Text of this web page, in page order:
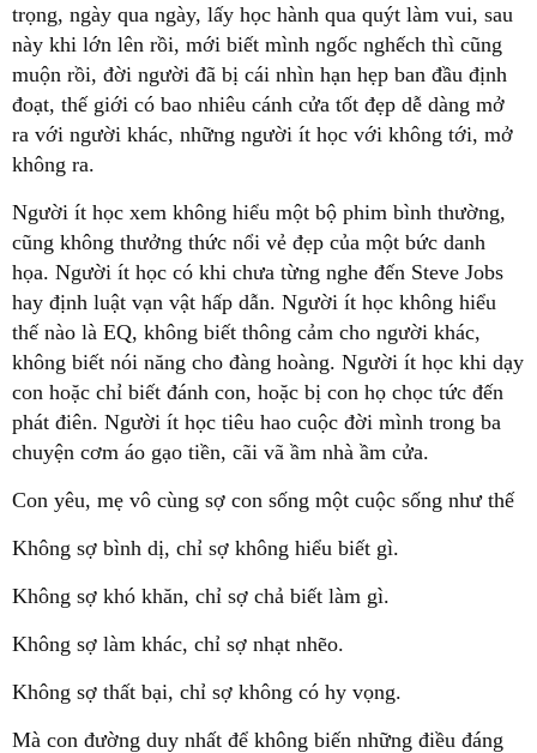
trọng, ngày qua ngày, lấy học hành qua quýt làm vui, sau
này khi lớn lên rồi, mới biết mình ngốc nghếch thì cũng
muộn rồi, đời người đã bị cái nhìn hạn hẹp ban đầu định
đoạt, thế giới có bao nhiêu cánh cửa tốt đẹp dễ dàng mở
ra với người khác, những người ít học với không tới, mở
không ra.
Người ít học xem không hiểu một bộ phim bình thường,
cũng không thưởng thức nổi vẻ đẹp của một bức danh
họa. Người ít học có khi chưa từng nghe đến Steve Jobs
hay định luật vạn vật hấp dẫn. Người ít học không hiểu
thế nào là EQ, không biết thông cảm cho người khác,
không biết nói năng cho đàng hoàng. Người ít học khi dạy
con hoặc chỉ biết đánh con, hoặc bị con họ chọc tức đến
phát điên. Người ít học tiêu hao cuộc đời mình trong ba
chuyện cơm áo gạo tiền, cãi vã ầm nhà ầm cửa.
Con yêu, mẹ vô cùng sợ con sống một cuộc sống như thế
Không sợ bình dị, chỉ sợ không hiểu biết gì.
Không sợ khó khăn, chỉ sợ chả biết làm gì.
Không sợ làm khác, chỉ sợ nhạt nhẽo.
Không sợ thất bại, chỉ sợ không có hy vọng.
Mà con đường duy nhất để không biến những điều đáng